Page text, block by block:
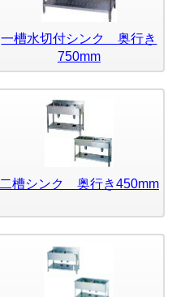
一槽水切付シンク 奥行き
750mm
二槽シンク 奥行き450mm